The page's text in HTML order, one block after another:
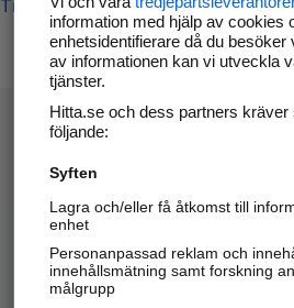
Till startsidan
Hitta.se - Gratis nummerupplysning.
Sök företag, personer och platser.
Hitta telefonnummer, adresser,
information med hjälp av cookies
enhetsidentifierare då du besöker
av informationen kan vi utveckla
tjänster.
Hitta.se och dess partners
följande:
Syften
Lagra och/eller få åtkomst till
enhet
Personanpassad reklam och
innehållsmätning samt forskning
målgrupp